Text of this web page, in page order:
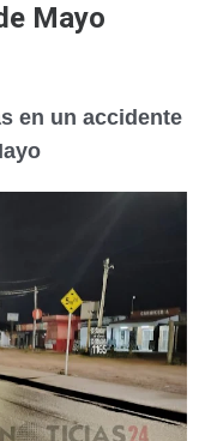
Mayo
en un accidente